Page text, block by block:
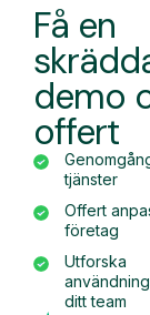
Få en
demo
offert
tjänster
Offert
företag
Utforska
ditt team